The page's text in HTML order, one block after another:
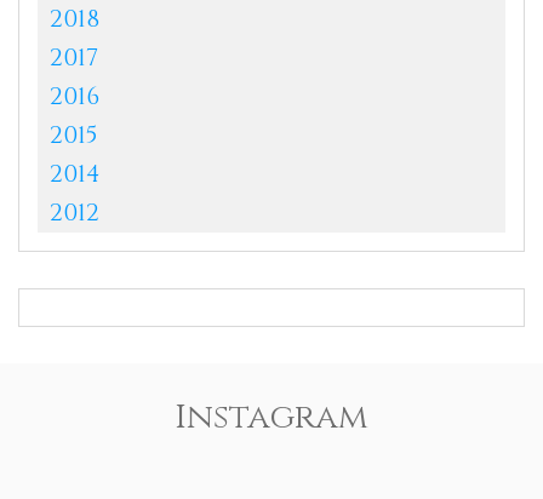
2018
2017
2016
2015
2014
2012
Instagram